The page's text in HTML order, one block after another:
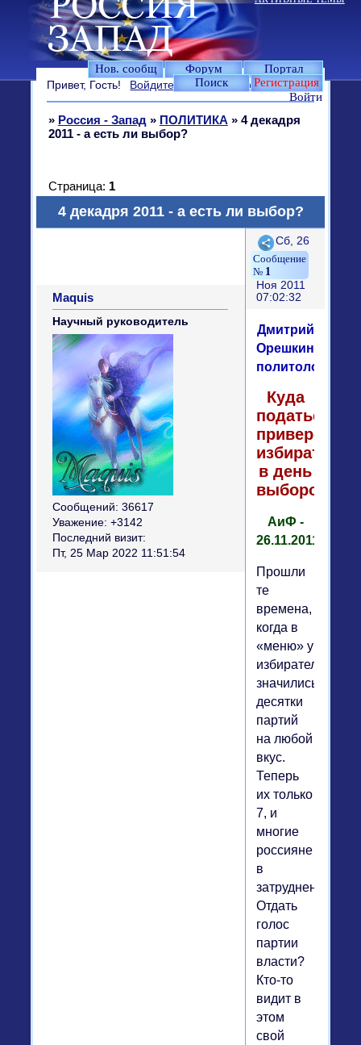
Нов. сообщ Форум
Портал
Поиск
Регистрация
Войти
Привет, Гость! Войдите илизарегистрируйтесь.
» Россия - Запад » ПОЛИТИКА » 4 декадря
2011 - а есть ли выбор?
4 декадря 2011 - а есть ли выбор?
Страница: 1
Поделиться
1
Сб, 26
Ноя 2011
07:02:32
Maquis
Научный руководитель
Сообщений: 36617
Уважение: +3142
Последний визит:
Пт, 25 Мар 2022 11:51:54
Дмитрий
Орешкин
политолог
Куда
податься
избирателю
в день
выборов?
АиФ -
26.11.2011
Прошли
те
времена,
когда в
«меню» у
избирателя
значились
десятки
партий
на любой
вкус.
Теперь
их только
7, и
многие
россияне
в
затруднении.
Отдать
голос
партии
власти?
Кто-то
видит в
этом
свой